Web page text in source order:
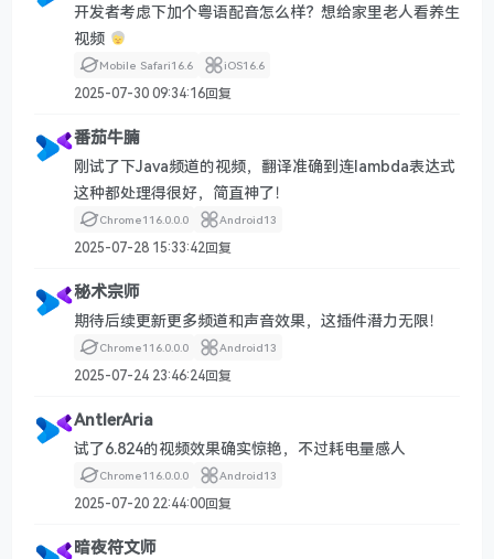
开发者考虑下加个粤语配音怎么样？想给家里老人看养生
视频
Mobile Safari16.6 iOS16.6
2025-07-30 09:34:16回复
番茄牛腩
刚试了下Java频道的视频，翻译准确到连lambda表达式
这种都处理得很好，简直神了！
Chrome116.0.0.0 Android13
2025-07-28 15:33:42回复
秘术宗师
期待后续更新更多频道和声音效果，这插件潜力无限！
Chrome116.0.0.0 Android13
2025-07-24 23:46:24回复
AntlerAria
试了6.824的视频效果确实惊艳，不过耗电量感人
Chrome116.0.0.0 Android13
2025-07-20 22:44:00回复
暗夜符文师